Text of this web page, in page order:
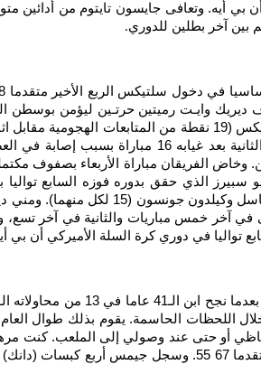
بين آخر بطلين للدوري.
الكندي لو دورت 14 نقطة، فيما اكتفى جايلن
وخاض الفريقان مباراة الأربعاء بصفوف
ويمبانياما (19 نقطة مع 15 متابعة و7
في دوري كرة السلة الأميركي أن بي
اللحظات الحاسمة. يقوم بذلك طوال
أو حتى عند وصولي إلى الملعب. كنت مرهقا